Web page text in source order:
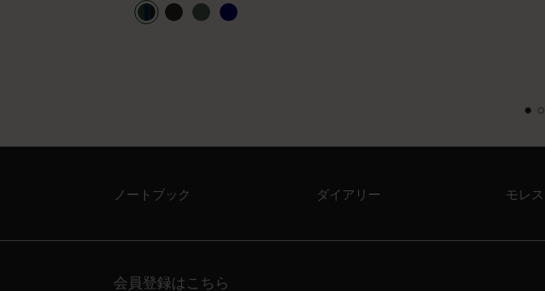
ノートブック ダイアリー モレ
会員登録はこちら